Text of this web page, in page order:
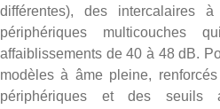
différentes), des intercalaires
périphériques multicouches
affaiblissements de 40 à 48 dB.
modèles à âme pleine,
périphériques et des seuils